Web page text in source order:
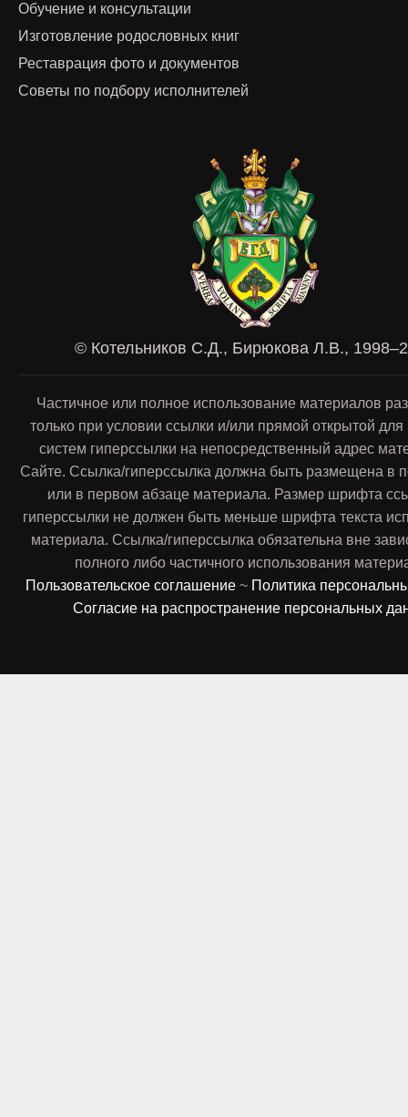
Обучение и консультации
Изготовление родословных книг
Реставрация фото и документов
Советы по подбору исполнителей
© Котельников С.Д., Бирюкова Л.В.,
Частичное или полное использование материалов
только при условии ссылки и/или прямой открытой
систем гиперссылки на непосредственный адрес
Сайте. Ссылка/гиперссылка должна быть размещена в
или в первом абзаце материала. Размер шрифта
гиперссылки не должен быть меньше шрифта текста
материала. Ссылка/гиперссылка обязательна вне
полного либо частичного использования
Пользовательское соглашение ~ Политика
Согласие на распространение персональных